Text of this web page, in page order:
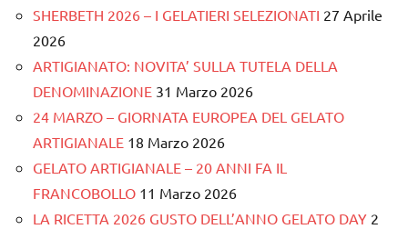
SHERBETH 2026 – I GELATIERI SELEZIONATI 27 Aprile
2026
ARTIGIANATO: NOVITA’ SULLA TUTELA DELLA
DENOMINAZIONE 31 Marzo 2026
24 MARZO – GIORNATA EUROPEA DEL GELATO
ARTIGIANALE 18 Marzo 2026
GELATO ARTIGIANALE – 20 ANNI FA IL
FRANCOBOLLO 11 Marzo 2026
LA RICETTA 2026 GUSTO DELL’ANNO GELATO DAY 2